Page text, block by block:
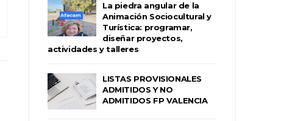
La piedra angular de la
Animación Sociocultural y
Turística: programar,
diseñar proyectos,
actividades y talleres
LISTAS PROVISIONALES
ADMITIDOS Y NO
ADMITIDOS FP VALENCIA